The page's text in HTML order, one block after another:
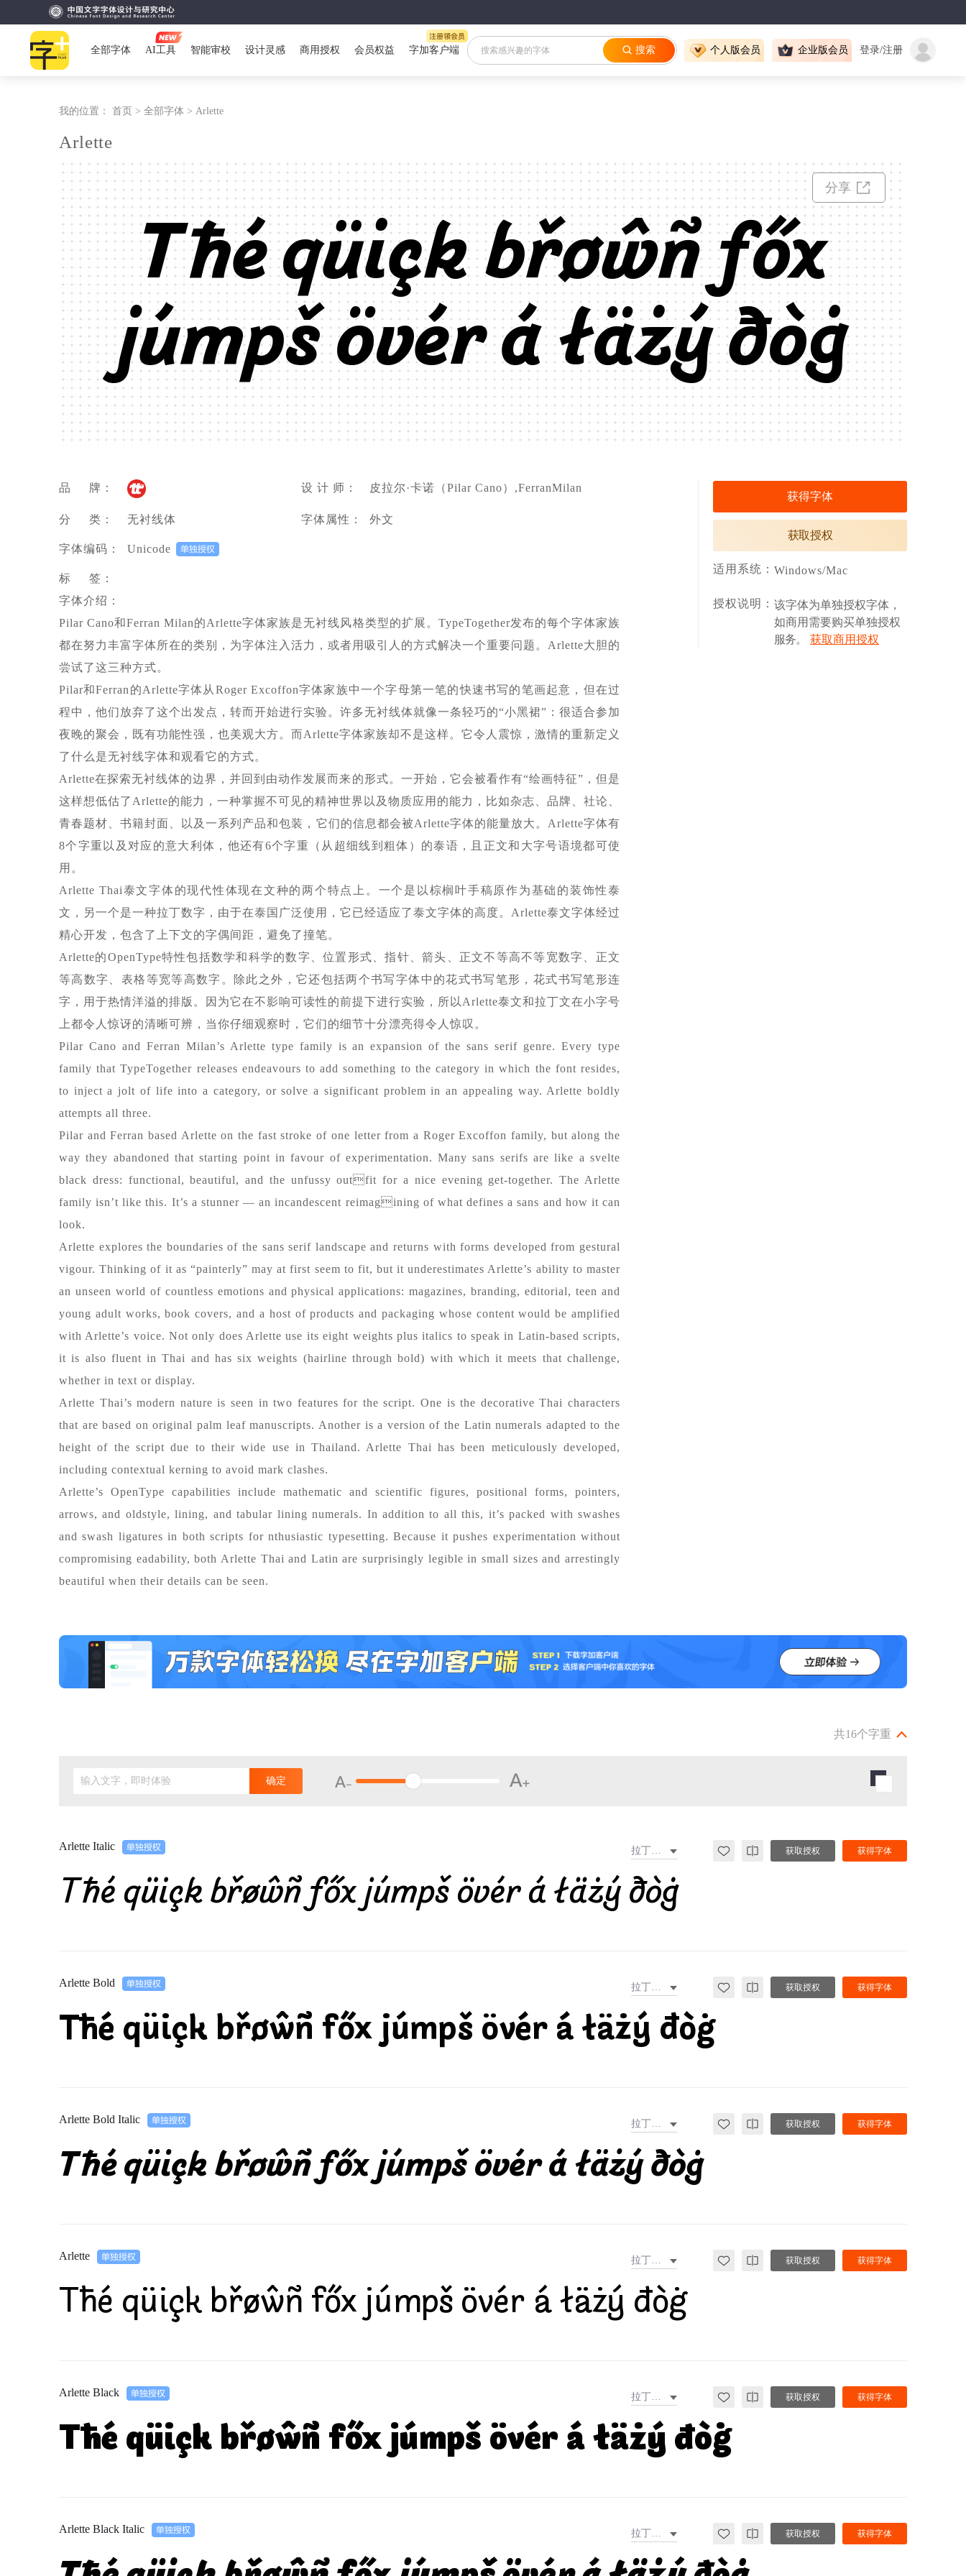
全部字体 AI工具 智能审校 设计灵感 商用授权 会员权益 字加客户端 登录/注册
企业版会员
个人版会员
搜索
我的位置： 首页 > 全部字体 > Arlette
Arlette
Tħé qüiçk břøŵñ főx
júmpš övér á łäżý đòġ
分享
品 牌： 设 计 师： 皮拉尔·卡诺（Pilar Cano）,FerranMilan
分 类： 无衬线体 字体属性： 外文
字体编码： Unicode
标 签：
字体介绍：
Pilar Cano和Ferran Milan的Arlette字体家族是无衬线风格类型的扩展。TypeTogether发布的每个字体家族
都在努力丰富字体所在的类别，为字体注入活力，或者用吸引人的方式解决一个重要问题。Arlette大胆的
尝试了这三种方式。
Pilar和Ferran的Arlette字体从Roger Excoffon字体家族中一个字母第一笔的快速书写的笔画起意，但在过
程中，他们放弃了这个出发点，转而开始进行实验。许多无衬线体就像一条轻巧的“小黑裙”：很适合参加
夜晚的聚会，既有功能性强，也美观大方。而Arlette字体家族却不是这样。它令人震惊，激情的重新定义
了什么是无衬线字体和观看它的方式。
Arlette在探索无衬线体的边界，并回到由动作发展而来的形式。一开始，它会被看作有“绘画特征”，但是
这样想低估了Arlette的能力，一种掌握不可见的精神世界以及物质应用的能力，比如杂志、品牌、社论、
青春题材、书籍封面、以及一系列产品和包装，它们的信息都会被Arlette字体的能量放大。Arlette字体有
8个字重以及对应的意大利体，他还有6个字重（从超细线到粗体）的泰语，且正文和大字号语境都可使
用。
Arlette Thai泰文字体的现代性体现在文种的两个特点上。一个是以棕榈叶手稿原作为基础的装饰性泰
文，另一个是一种拉丁数字，由于在泰国广泛使用，它已经适应了泰文字体的高度。Arlette泰文字体经过
精心开发，包含了上下文的字偶间距，避免了撞笔。
Arlette的OpenType特性包括数学和科学的数字、位置形式、指针、箭头、正文不等高不等宽数字、正文
等高数字、表格等宽等高数字。除此之外，它还包括两个书写字体中的花式书写笔形，花式书写笔形连
字，用于热情洋溢的排版。因为它在不影响可读性的前提下进行实验，所以Arlette泰文和拉丁文在小字号
上都令人惊讶的清晰可辨，当你仔细观察时，它们的细节十分漂亮得令人惊叹。
Pilar Cano and Ferran Milan’s Arlette type family is an expansion of the sans serif genre. Every type
family that TypeTogether releases endeavours to add something to the category in which the font resides,
to inject a jolt of life into a category, or solve a significant problem in an appealing way. Arlette boldly
attempts all three.
Pilar and Ferran based Arlette on the fast stroke of one letter from a Roger Excoffon family, but along the
way they abandoned that starting point in favour of experimentation. Many sans serifs are like a svelte
black dress: functional, beautiful, and the unfussy outfit for a nice evening get-together. The Arlette
family isn’t like this. It’s a stunner — an incandescent reimagining of what defines a sans and how it can
look.
Arlette explores the boundaries of the sans serif landscape and returns with forms developed from gestural
vigour. Thinking of it as “painterly” may at first seem to fit, but it underestimates Arlette’s ability to master
an unseen world of countless emotions and physical applications: magazines, branding, editorial, teen and
young adult works, book covers, and a host of products and packaging whose content would be amplified
with Arlette’s voice. Not only does Arlette use its eight weights plus italics to speak in Latin-based scripts,
it is also fluent in Thai and has six weights (hairline through bold) with which it meets that challenge,
whether in text or display.
Arlette Thai’s modern nature is seen in two features for the script. One is the decorative Thai characters
that are based on original palm leaf manuscripts. Another is a version of the Latin numerals adapted to the
height of the script due to their wide use in Thailand. Arlette Thai has been meticulously developed,
including contextual kerning to avoid mark clashes.
Arlette’s OpenType capabilities include mathematic and scientific figures, positional forms, pointers,
arrows, and oldstyle, lining, and tabular lining numerals. In addition to all this, it’s packed with swashes
and swash ligatures in both scripts for nthusiastic typesetting. Because it pushes experimentation without
compromising eadability, both Arlette Thai and Latin are surprisingly legible in small sizes and arrestingly
beautiful when their details can be seen.
获得字体
获取授权
适用系统： Windows/Mac
授权说明： 该字体为单独授权字体，
如商用需要购买单独授权
服务。
获取商用授权
共16个字重
输入文字，即时体验 确定
Arlette Italic 获得字体
获取授权
Tħé qüiçk břøŵñ főx júmpš övér á łäżý đòġ
Arlette Bold 获得字体
获取授权
Tħé qüiçk břøŵñ főx júmpš övér á łäżý đòġ
Arlette Bold Italic 获得字体
获取授权
Tħé qüiçk břøŵñ főx júmpš övér á łäżý đòġ
Arlette 获得字体
获取授权
Tħé qüiçk břøŵñ főx júmpš övér á łäżý đòġ
Arlette Black 获得字体
获取授权
Tħé qüiçk břøŵñ főx júmpš övér á łäżý đòġ
Arlette Black Italic 获得字体
获取授权